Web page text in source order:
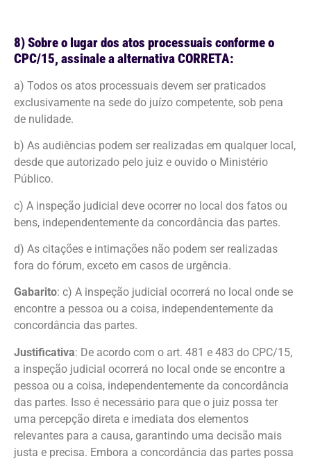
8) Sobre o lugar dos atos processuais conforme o
CPC/15, assinale a alternativa CORRETA:
a) Todos os atos processuais devem ser praticados
exclusivamente na sede do juízo competente, sob pena
de nulidade.
b) As audiências podem ser realizadas em qualquer local,
desde que autorizado pelo juiz e ouvido o Ministério
Público.
c) A inspeção judicial deve ocorrer no local dos fatos ou
bens, independentemente da concordância das partes.
d) As citações e intimações não podem ser realizadas
fora do fórum, exceto em casos de urgência.
Gabarito: c) A inspeção judicial ocorrerá no local onde se
encontre a pessoa ou a coisa, independentemente da
concordância das partes.
Justificativa: De acordo com o art. 481 e 483 do CPC/15,
a inspeção judicial ocorrerá no local onde se encontre a
pessoa ou a coisa, independentemente da concordância
das partes. Isso é necessário para que o juiz possa ter
uma percepção direta e imediata dos elementos
relevantes para a causa, garantindo uma decisão mais
justa e precisa. Embora a concordância das partes possa